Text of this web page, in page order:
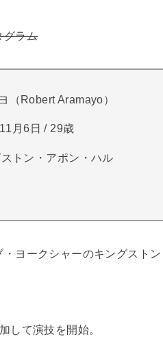
グラム
（Robert Aramayo）
月6日 / 29歳
トン・アポン・ハル
ヨークシャーのキングスト
して演技を開始。